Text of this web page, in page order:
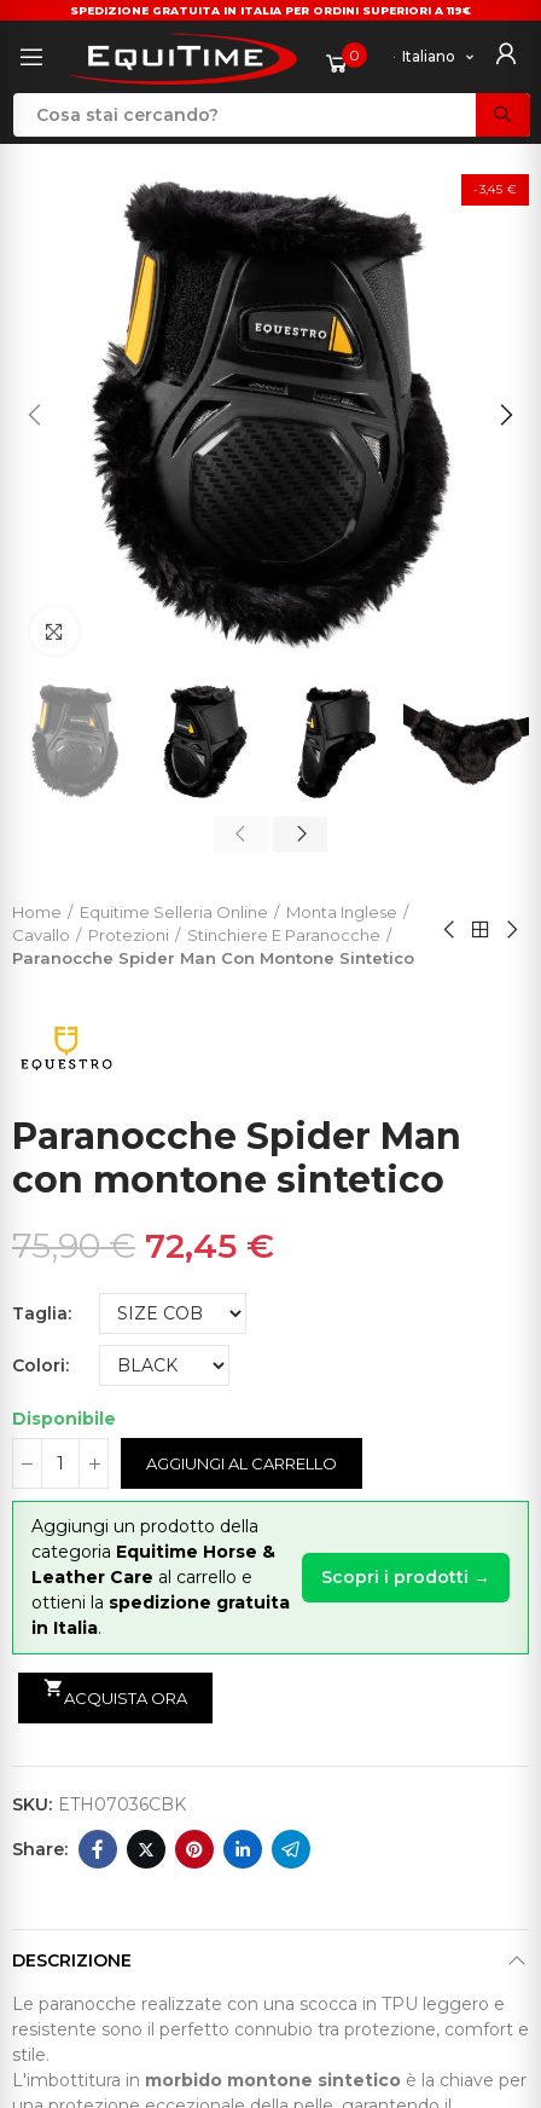
SPEDIZIONE GRATUITA IN ITALIA PER ORDINI SUPERIORI A 119€
0 Italiano
-3,45 €
Click to enlarge
Home Equitime Selleria Online
Monta Inglese
Cavallo
Protezioni
Stinchiere E Paranocche
Paranocche Spider Man Con Montone Sintetico
Paranocche Spider Man
con montone sintetico
75,90 € 72,45 €
Taglia
Colori
Disponibile
AGGIUNGI AL CARRELLO
Aggiungi un prodotto della
categoria Equitime Horse &
Leather Care al carrello e
ottieni la spedizione gratuita
in Italia.
Scopri i prodotti →
shopping_cart
ACQUISTA ORA
SKU: ETH07036CBK
DESCRIZIONE
Le paranocche realizzate con una scocca in TPU leggero e
resistente sono il perfetto connubio tra protezione, comfort e
stile.
L'imbottitura in morbido montone sintetico è la chiave per